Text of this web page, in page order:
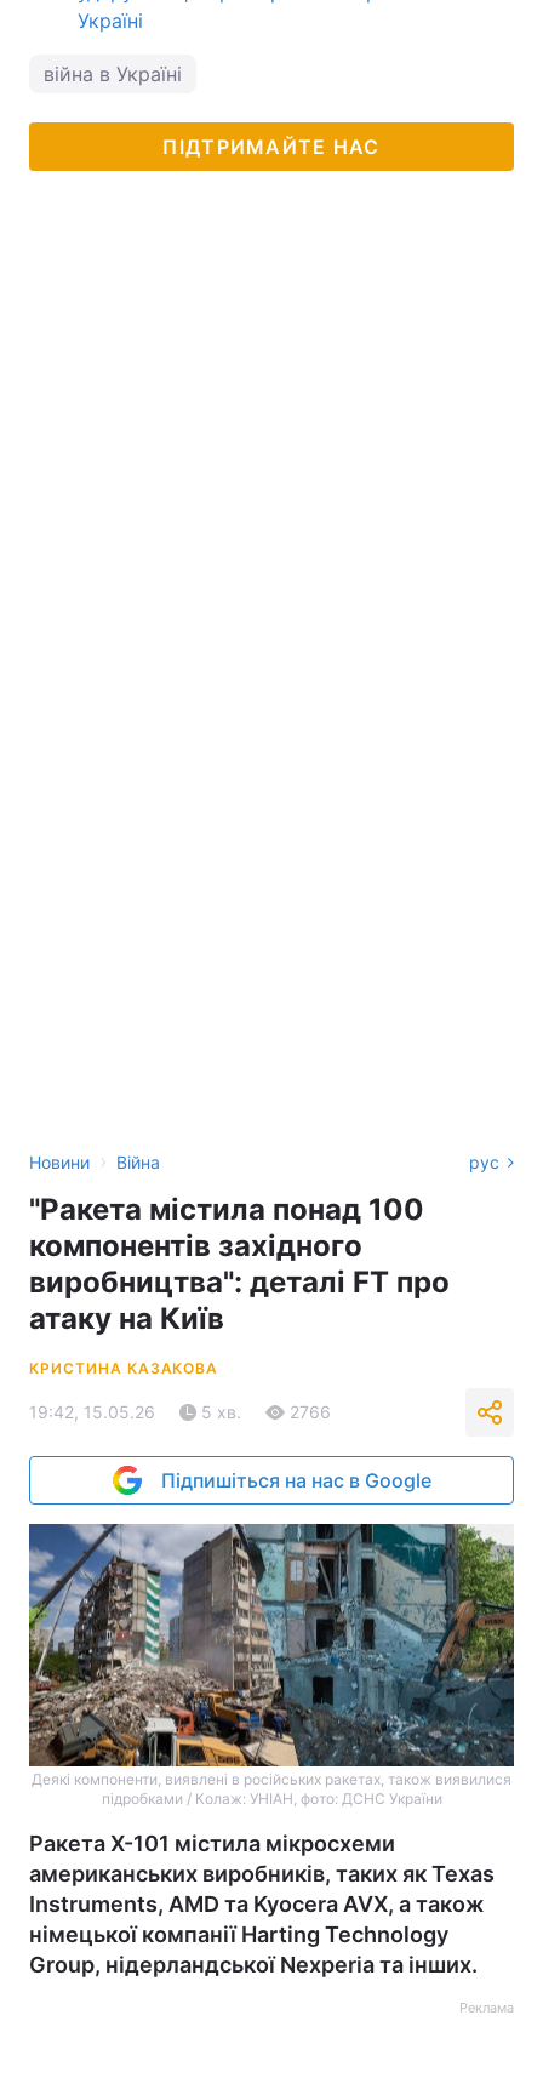
Україні
війна в Україні
ПІДТРИМАЙТЕ НАС
Новини › Війна рус
"Ракета містила понад 100
компонентів західного
виробництва": деталі FT про
атаку на Київ
КРИСТИНА КАЗАКОВА
19:42, 15.05.26 5 хв. 2766
Підпишіться на нас в Google
Деякі компоненти, виявлені в російських ракетах, також виявилися
підробками / Колаж: УНІАН, фото: ДСНС України
Ракета Х-101 містила мікросхеми
американських виробників, таких як Texas
Instruments, AMD та Kyocera AVX, а також
німецької компанії Harting Technology
Group, нідерландської Nexperia та інших.
Реклама